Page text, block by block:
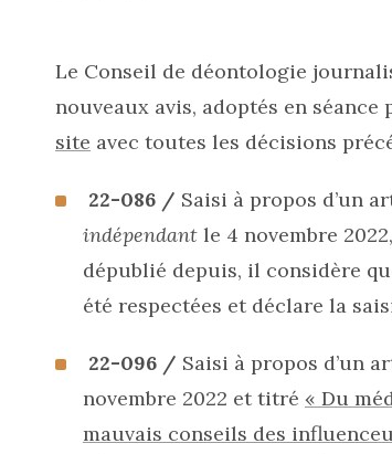
Le Conseil de déontologie
nouveaux avis, adoptés en
site avec toutes les décisions
22-086 / Saisi à propos d’un
indépendant le 4 novembre
dépublié depuis, il considère
été respectées et déclare la
22-096 / Saisi à propos d’un
novembre 2022 et titré « Du
mauvais conseils des